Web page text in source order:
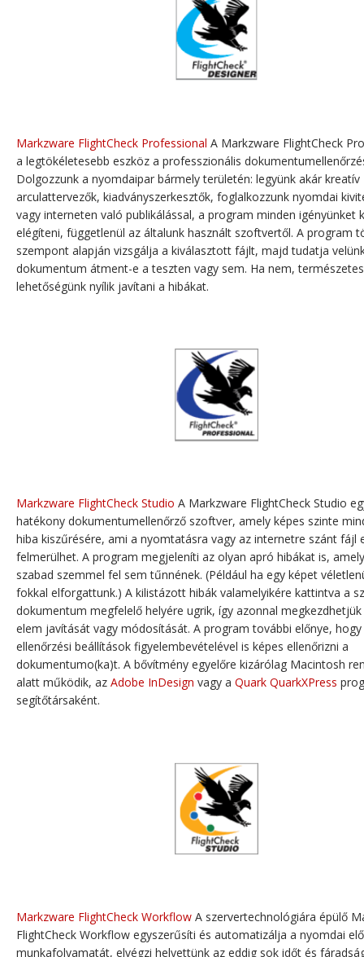
Markzware FlightCheck Professional A Markzware FlightCheck
a legtökéletesebb eszköz a professzionális
Dolgozzunk a nyomdaipar bármely területén: legyünk akár kreatív
arculattervezők, kiadványszerkesztők, foglalkozzunk nyomdai
vagy interneten való publikálással, a program minden igényünket
elégíteni, függetlenül az általunk használt szoftvertől. A program
szempont alapján vizsgálja a kiválasztott fájlt, majd tudatja
dokumentum átment-e a teszten vagy sem. Ha nem,
lehetőségünk nyílik javítani a hibákat.
Markzware FlightCheck Studio A Markzware FlightCheck Studio
hatékony dokumentumellenőrző szoftver, amely képes szinte
hiba kiszűrésére, ami a nyomtatásra vagy az internetre szánt fájl
felmerülhet. A program megjeleníti az olyan apró hibákat is,
szabad szemmel fel sem tűnnének. (Például ha egy képet
fokkal elforgattunk.) A kilistázott hibák valamelyikére kattintva a
dokumentum megfelelő helyére ugrik, így azonnal
elem javítását vagy módosítását. A program további előnye, hogy
ellenőrzési beállítások figyelembevételével is képes ellenőrizni a
dokumentumo(ka)t. A bővítmény egyelőre kizárólag Macintosh
alatt működik, az Adobe InDesign vagy a Quark QuarkXPress
segítőtársaként.
Markzware FlightCheck Workflow A szervertechnológiára épülő
FlightCheck Workflow egyszerűsíti és automatizálja a nyomdai
munkafolyamatát, elvégzi helyettünk az eddig sok időt és